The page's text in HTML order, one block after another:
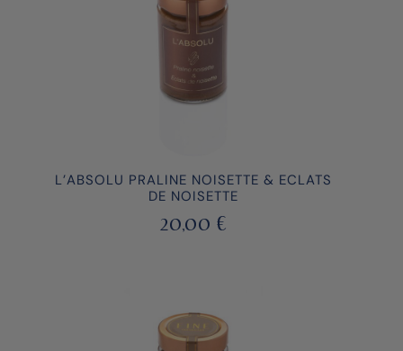
L’ABSOLU PRALINE NOISETTE & ECLATS
DE NOISETTE
20,00 €